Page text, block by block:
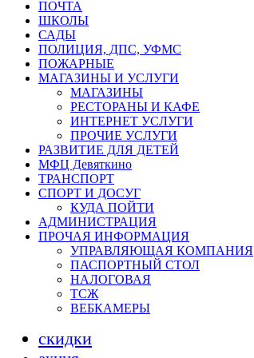
ПОЧТА
ШКОЛЫ
САДЫ
ПОЛИЦИЯ, ДПС, УФМС
ПОЖАРНЫЕ
МАГАЗИНЫ И УСЛУГИ
МАГАЗИНЫ
РЕСТОРАНЫ И КАФЕ
ИНТЕРНЕТ УСЛУГИ
ПРОЧИЕ УСЛУГИ
РАЗВИТИЕ ДЛЯ ДЕТЕЙ
МФЦ Девяткино
ТРАНСПОРТ
СПОРТ И ДОСУГ
КУДА ПОЙТИ
АДМИНИСТРАЦИЯ
ПРОЧАЯ ИНФОРМАЦИЯ
УПРАВЛЯЮЩАЯ КОМПАНИЯ
ПАСПОРТНЫЙ СТОЛ
НАЛОГОВАЯ
ТСЖ
ВЕБКАМЕРЫ
скидки